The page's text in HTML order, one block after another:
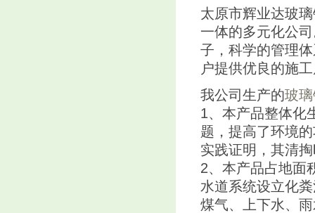
太原市辉业达玻
一体的多元化公
子，科学的管理
户提供优良的施
我公司生产的玻
1、本产品整体化
题，提高了环境
实践证明，其清
2、本产品占地面
水道系统设立化
煤气、上下水、